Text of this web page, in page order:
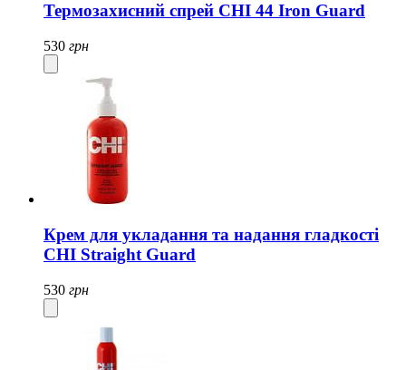
Термозахисний спрей CHI 44 Iron Guard
530 грн
Крем для укладання та надання гладкості
CHI Straight Guard
530 грн